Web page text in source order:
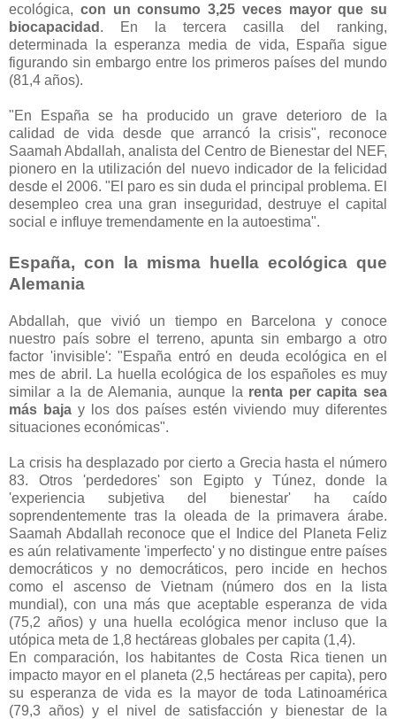
ecológica, con un consumo 3,25 veces mayor que su
biocapacidad . En la tercera casilla del ranking,
determinada la esperanza media de vida, España sigue
figurando sin embargo entre los primeros países del mundo
(81,4 años).
"En España se ha producido un grave deterioro de la
calidad de vida desde que arrancó la crisis", reconoce
Saamah Abdallah, analista del Centro de Bienestar del NEF,
pionero en la utilización del nuevo indicador de la felicidad
desde el 2006. "El paro es sin duda el principal problema. El
desempleo crea una gran inseguridad, destruye el capital
social e influye tremendamente en la autoestima".
España, con la misma huella ecológica que
Alemania
Abdallah, que vivió un tiempo en Barcelona y conoce
nuestro país sobre el terreno, apunta sin embargo a otro
factor 'invisible': "España entró en deuda ecológica en el
mes de abril. La huella ecológica de los españoles es muy
similar a la de Alemania, aunque la renta per capita sea
más baja y los dos países estén viviendo muy diferentes
situaciones económicas".
La crisis ha desplazado por cierto a Grecia hasta el número
83. Otros 'perdedores' son Egipto y Túnez, donde la
'experiencia subjetiva del bienestar' ha caído
soprendentemente tras la oleada de la primavera árabe.
Saamah Abdallah reconoce que el Indice del Planeta Feliz
es aún relativamente 'imperfecto' y no distingue entre países
democráticos y no democráticos, pero incide en hechos
como el ascenso de Vietnam (número dos en la lista
mundial), con una más que aceptable esperanza de vida
(75,2 años) y una huella ecológica menor incluso que la
utópica meta de 1,8 hectáreas globales per capita (1,4).
En comparación, los habitantes de Costa Rica tienen un
impacto mayor en el planeta (2,5 hectáreas per capita), pero
su esperanza de vida es la mayor de toda Latinoamérica
(79,3 años) y el nivel de satisfacción y bienestar de la